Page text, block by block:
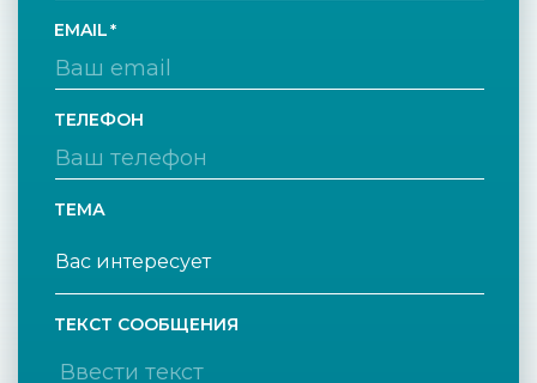
EMAIL
ТЕЛЕФОН
ТЕМА
ТЕКСТ СООБЩЕНИЯ